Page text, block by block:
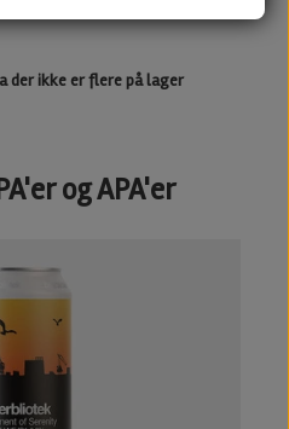
der ikke er flere på lager
og APA'er